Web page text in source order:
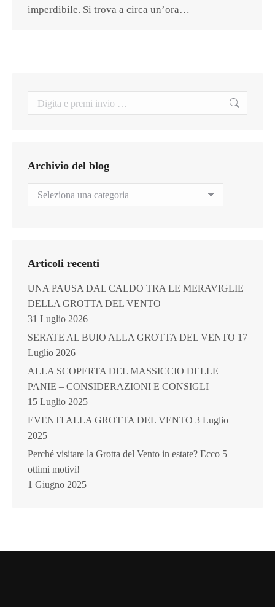
imperdibile. Si trova a circa un’ora…
Search:
Archivio del blog
Archivio
del
Articoli recenti
UNA PAUSA DAL CALDO TRA LE MERAVIGLIE
DELLA GROTTA DEL VENTO
31 Luglio 2026
SERATE AL BUIO ALLA GROTTA DEL VENTO 17
Luglio 2026
ALLA SCOPERTA DEL MASSICCIO DELLE
PANIE – CONSIDERAZIONI E CONSIGLI
15 Luglio 2025
EVENTI ALLA GROTTA DEL VENTO 3 Luglio
2025
Perché visitare la Grotta del Vento in estate? Ecco 5
ottimi motivi!
1 Giugno 2025